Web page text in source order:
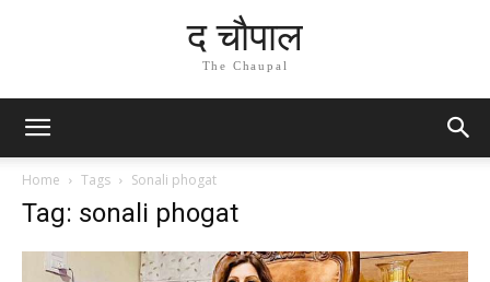
द चौपाल
The Chaupal
Home Tags Sonali phogat
Tag: sonali phogat